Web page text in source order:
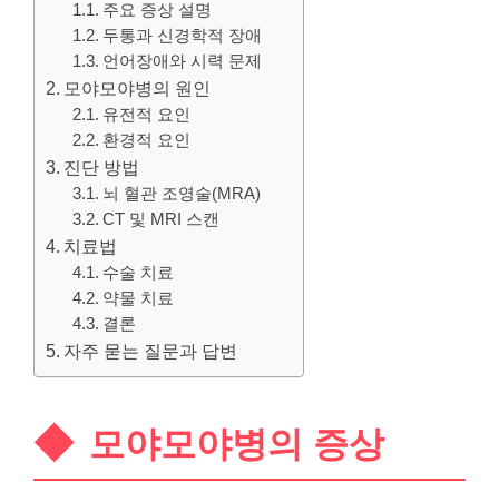
주요 증상 설명
두통과 신경학적 장애
언어장애와 시력 문제
모야모야병의 원인
유전적 요인
환경적 요인
진단 방법
뇌 혈관 조영술(MRA)
CT 및 MRI 스캔
치료법
수술 치료
약물 치료
결론
자주 묻는 질문과 답변
모야모야병의 증상